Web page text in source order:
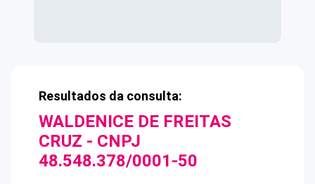
Resultados da consulta:
WALDENICE DE FREITAS
CRUZ - CNPJ
48.548.378/0001-50